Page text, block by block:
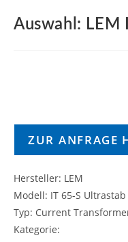
Auswahl: LEM
ZUR ANFRAGE
Hersteller: LEM
Modell: IT 65-S Ultrastab
Typ: Current
Kategorie: